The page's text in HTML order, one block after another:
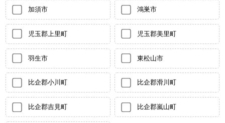
加須市 鴻巣市
児玉郡上里町 児玉郡美里町
羽生市 東松山市
比企郡小川町 比企郡滑川町
比企郡吉見町 比企郡嵐山町